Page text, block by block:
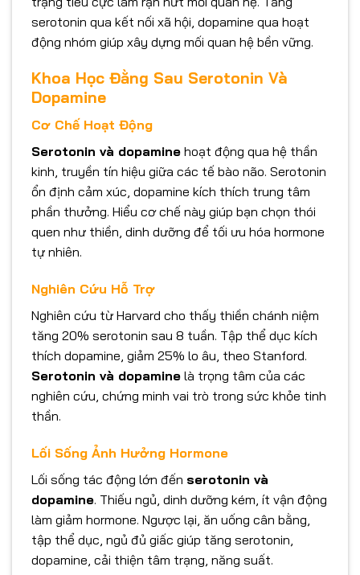
serotonin qua kết nối xã hội, dopamine qua hoạt
động nhóm giúp xây dựng mối quan hệ bền vững.
Khoa Học Đằng Sau Serotonin Và
Dopamine
Cơ Chế Hoạt Động
Serotonin và dopamine hoạt động qua hệ thần
kinh, truyền tín hiệu giữa các tế bào não. Serotonin
ổn định cảm xúc, dopamine kích thích trung tâm
phần thưởng. Hiểu cơ chế này giúp bạn chọn thói
quen như thiền, dinh dưỡng để tối ưu hóa hormone
tự nhiên.
Nghiên Cứu Hỗ Trợ
Nghiên cứu từ Harvard cho thấy thiền chánh niệm
tăng 20% serotonin sau 8 tuần. Tập thể dục kích
thích dopamine, giảm 25% lo âu, theo Stanford.
Serotonin và dopamine là trọng tâm của các
nghiên cứu, chứng minh vai trò trong sức khỏe tinh
thần.
Lối Sống Ảnh Hưởng Hormone
Lối sống tác động lớn đến serotonin và
dopamine. Thiếu ngủ, dinh dưỡng kém, ít vận động
làm giảm hormone. Ngược lại, ăn uống cân bằng,
tập thể dục, ngủ đủ giấc giúp tăng serotonin,
dopamine, cải thiện tâm trạng, năng suất.